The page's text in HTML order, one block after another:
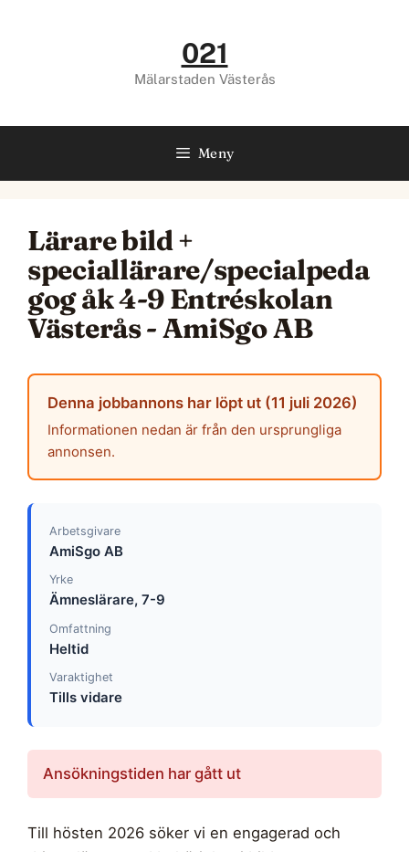
021
Mälarstaden Västerås
Meny
Lärare bild +
speciallärare/specialpeda
gog åk 4-9 Entréskolan
Västerås - AmiSgo AB
Denna jobbannons har löpt ut (11 juli 2026)
Informationen nedan är från den ursprungliga
annonsen.
Arbetsgivare
AmiSgo AB
Yrke
Ämneslärare, 7-9
Omfattning
Heltid
Varaktighet
Tills vidare
Ansökningstiden har gått ut
Till hösten 2026 söker vi en engagerad och